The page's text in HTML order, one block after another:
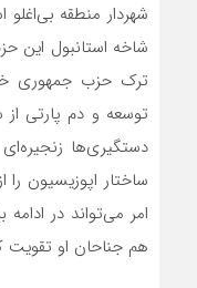
شهردار منطقه
شاخه استانبول این
ترک حزب جمهوری
توسعه و دم پارتی
دستگیری‌ها
ساختار اپوزیسیون
امر می‌تواند در
هم جناحان او تقویت